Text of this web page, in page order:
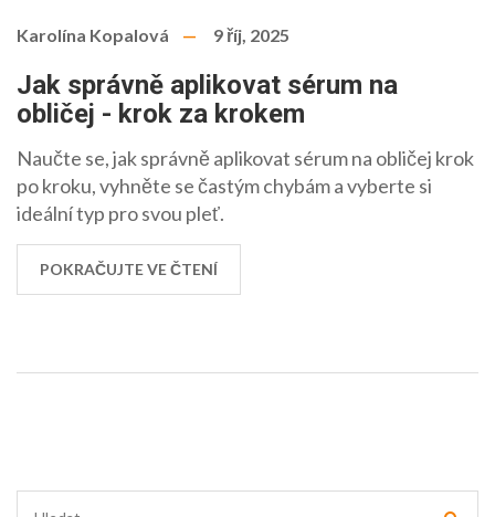
Karolína Kopalová 9 říj, 2025
Jak správně aplikovat sérum na
obličej - krok za krokem
Naučte se, jak správně aplikovat sérum na obličej krok
po kroku, vyhněte se častým chybám a vyberte si
ideální typ pro svou pleť.
POKRAČUJTE VE ČTENÍ